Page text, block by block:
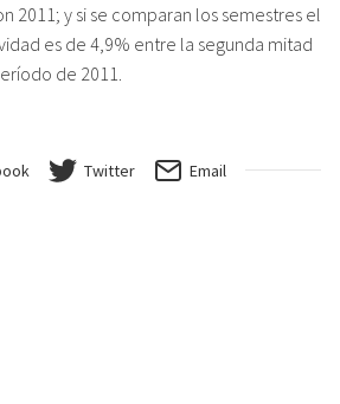
2011; y si se comparan los semestres el
es de 4,9% entre la segunda mitad
de 2011.
Twitter Email